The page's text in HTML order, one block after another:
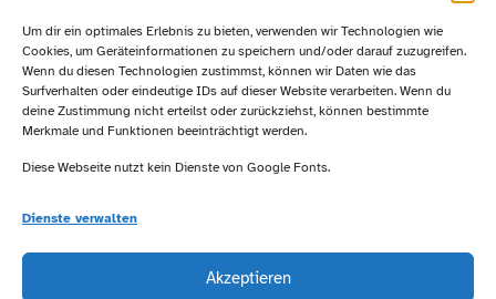
Um dir ein optimales Erlebnis zu bieten, verwenden wir Technologien wie
Cookies, um Geräteinformationen zu speichern und/oder darauf zuzugreifen.
Wenn du diesen Technologien zustimmst, können wir Daten wie das
Surfverhalten oder eindeutige IDs auf dieser Website verarbeiten. Wenn du
deine Zustimmung nicht erteilst oder zurückziehst, können bestimmte
Merkmale und Funktionen beeinträchtigt werden.
Diese Webseite nutzt kein Dienste von Google Fonts.
Dienste verwalten
Akzeptieren
Kontakt:
Lüneburger
Uelzen
Wichtige
Links:
Besucht
uns auf